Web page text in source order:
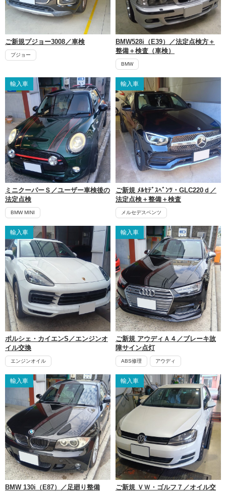
ご新規プジョー3008／車検
プジョー
BMW528i（E39）／法定点検方＋
整備＋検査（車検）
BMW
輸入車
ミニクーパーＳ／ユーザー車検後の
法定点検
BMW MINI
輸入車
ご新規 ﾒﾙｾﾃﾞｽﾍﾞﾝﾂ・GLC220ｄ／
法定点検＋整備＋検査
メルセデスベンツ
輸入車
ポルシェ・カイエンS／エンジンオ
イル交換
エンジンオイル
輸入車
ご新規 アウディＡ４／ブレーキ故
障サイン点灯
ABS修理 アウディ
輸入車
BMW 130i（E87）／足廻り整備
輸入車
ご新規 ＶＷ・ゴルフ７／オイル交